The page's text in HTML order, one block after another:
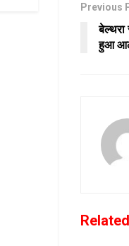
Previous
हुआ आल
Related